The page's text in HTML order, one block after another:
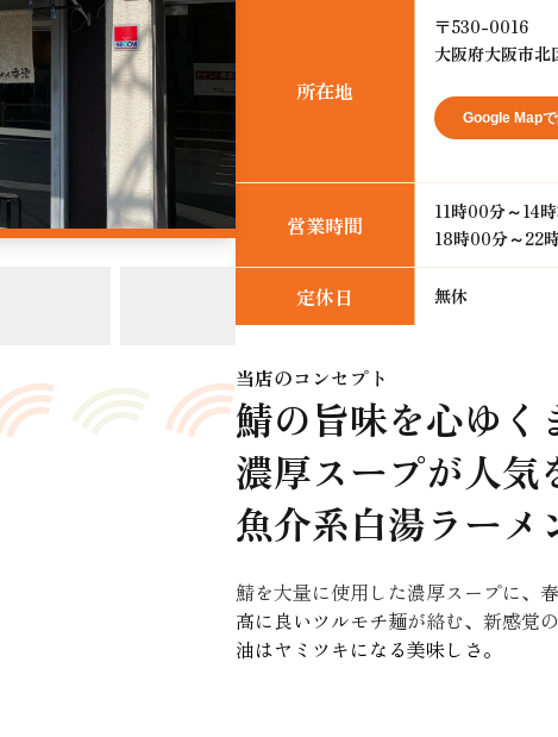
所在地
〒530-0016
大阪府大阪市北
Google Mapで
営業時間
11時00分～14
18時00分～22
定休日 無休
当店のコンセプト
鯖の旨味を心ゆく
濃厚スープが人気
魚介系白湯ラーメ
鯖を大量に使用した濃厚スープに、
高に良いツルモチ麺が絡む、新感覚
油はヤミツキになる美味しさ。